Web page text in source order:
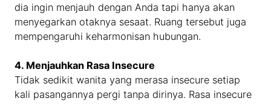
dia ingin menjauh dengan Anda tapi hanya akan
menyegarkan otaknya sesaat. Ruang tersebut juga
mempengaruhi keharmonisan hubungan.
4. Menjauhkan Rasa Insecure
Tidak sedikit wanita yang merasa insecure setiap
kali pasangannya pergi tanpa dirinya. Rasa insecure